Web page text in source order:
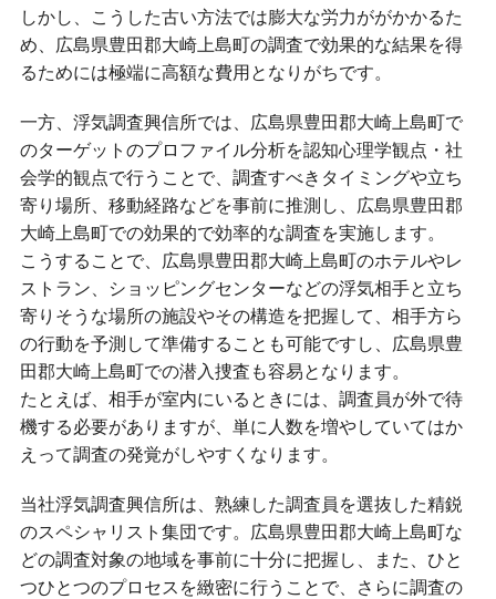
しかし、こうした古い方法では膨大な労力ががかかるた
め、広島県豊田郡大崎上島町の調査で効果的な結果を得
るためには極端に高額な費用となりがちです。
一方、浮気調査興信所では、広島県豊田郡大崎上島町で
のターゲットのプロファイル分析を認知心理学観点・社
会学的観点で行うことで、調査すべきタイミングや立ち
寄り場所、移動経路などを事前に推測し、広島県豊田郡
大崎上島町での効果的で効率的な調査を実施します。
こうすることで、広島県豊田郡大崎上島町のホテルやレ
ストラン、ショッピングセンターなどの浮気相手と立ち
寄りそうな場所の施設やその構造を把握して、相手方ら
の行動を予測して準備することも可能ですし、広島県豊
田郡大崎上島町での潜入捜査も容易となります。
たとえば、相手が室内にいるときには、調査員が外で待
機する必要がありますが、単に人数を増やしていてはか
えって調査の発覚がしやすくなります。
当社浮気調査興信所は、熟練した調査員を選抜した精鋭
のスペシャリスト集団です。広島県豊田郡大崎上島町な
どの調査対象の地域を事前に十分に把握し、また、ひと
つひとつのプロセスを緻密に行うことで、さらに調査の